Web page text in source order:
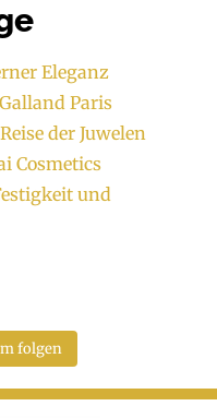
Eleganz
Paris
der Juwelen
Cosmetics
und
folgen